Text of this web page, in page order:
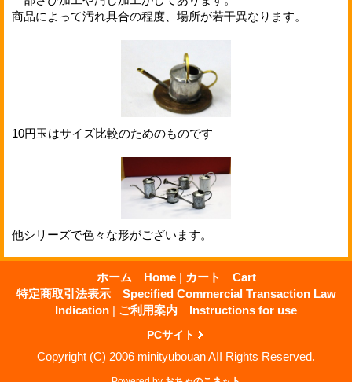
商品によって汚れ具合の程度、場所が若干異なります。
10円玉はサイズ比較のためのものです
他シリーズで色々な形がございます。
ホーム Home | カート Cart
特定商取引法表示 Specified Commercial Transaction Law
Indication | ご利用案内 Instructions for use
PCサイト
Copyright (C) 2006 minityubouan AII Rights Reserved.